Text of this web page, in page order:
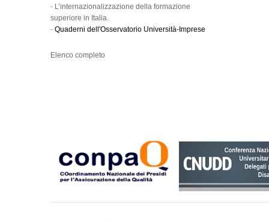
- L’internazionalizzazione della formazione
superiore in Italia.
- Quaderni dell'Osservatorio Università-Imprese
Elenco completo